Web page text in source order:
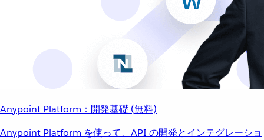
Anypoint Platform：開発基礎 (無料)
Anypoint Platform を使って、API の開発とインテグレーショ